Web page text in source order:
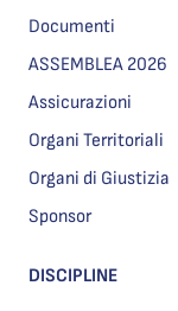
Documenti
ASSEMBLEA 2026
Assicurazioni
Organi Territoriali
Organi di Giustizia
Sponsor
DISCIPLINE